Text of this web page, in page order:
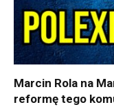
Marcin Rola na
reformę tego